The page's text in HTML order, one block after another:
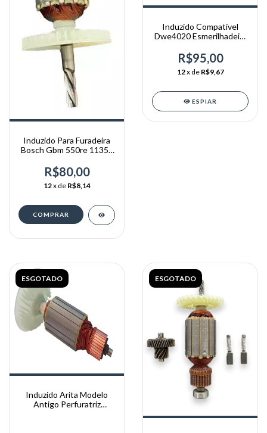
Induzido Para Furadeira
Bosch Gbm 550re 1135 -
R$80,00
12x de R$8,14
Induzido Compatível
Dwe4020 Esmerilhadeira
R$95,00
12x de R$9,67
ESPIAR
ESGOTADO
Induzido Arita Modelo
Antigo Perfuratriz
ESGOTADO